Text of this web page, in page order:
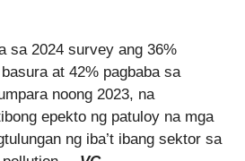
sa 2024 survey ang 36%
at 42% pagbaba sa
noong 2023, na
epekto ng patuloy na mga
ng iba’t ibang sektor sa